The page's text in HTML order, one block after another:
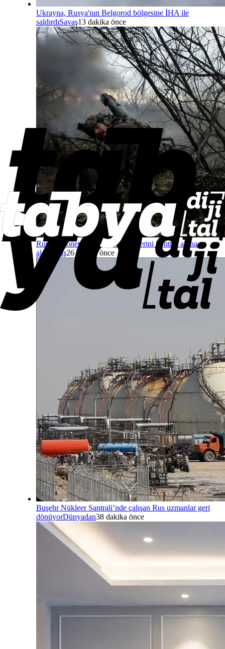
Ukrayna, Rusya'nın Belgorod bölgesine İHA ile
saldırdıSavaş13 dakika önce
Rusya, Donetsk’te iki yerleşim yerini kontrol altına
aldı
Savaş26 dakika önce
Buşehr Nükleer Santrali’nde çalışan Rus uzmanlar geri
dönüyorDünyadan38 dakika önce